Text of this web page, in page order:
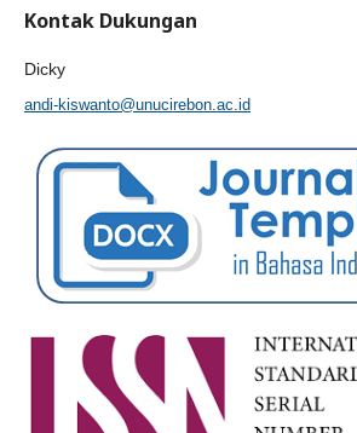
Kontak Dukungan
Dicky
andi-kiswanto@unucirebon.ac.id